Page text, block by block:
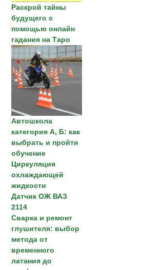
Раскрой тайны
будущего с
помощью онлайн
гадания на Таро
Автошкола
категория А, Б: как
выбрать и пройти
обучение
Циркуляция
охлаждающей
жидкости
Датчик ОЖ ВАЗ
2114
Сварка и ремонт
глушителя: выбор
метода от
временного
латания до